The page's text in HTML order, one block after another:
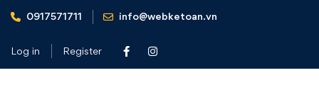
0917571711 info@webketoan.vn
Log in Register
Home
Nghiệp vụ Kế toán & Thuế